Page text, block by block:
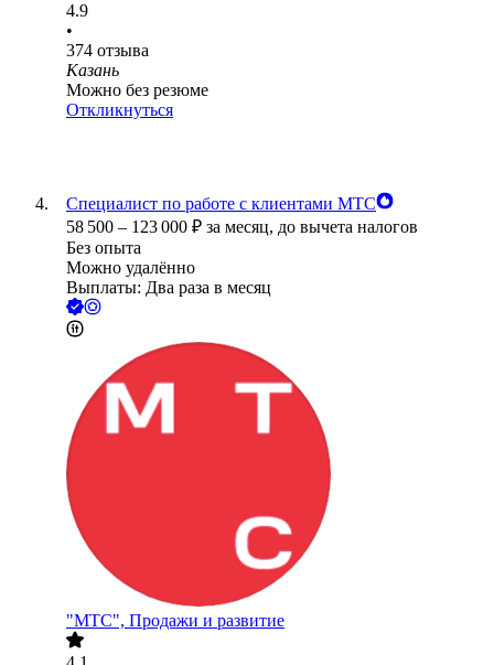
4.9
•
374 отзыва
Казань
Можно без резюме
Откликнуться
Специалист по работе с клиентами МТС
58 500 – 123 000 ₽ за месяц, до вычета налогов
Без опыта
Можно удалённо
Выплаты: Два раза в месяц
"МТС", Продажи и развитие